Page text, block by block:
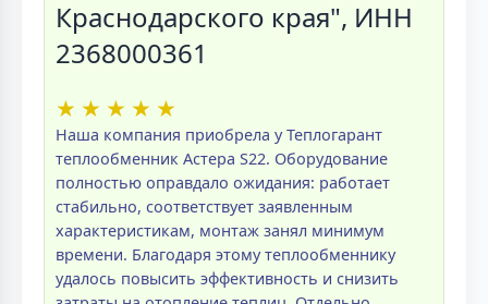
Краснодарского края", ИНН
2368000361
★ ★ ★ ★ ★
Наша компания приобрела у Теплогарант
теплообменник Астера S22. Оборудование
полностью оправдало ожидания: работает
стабильно, соответствует заявленным
характеристикам, монтаж занял минимум
времени. Благодаря этому теплообменнику
удалось повысить эффективность и снизить